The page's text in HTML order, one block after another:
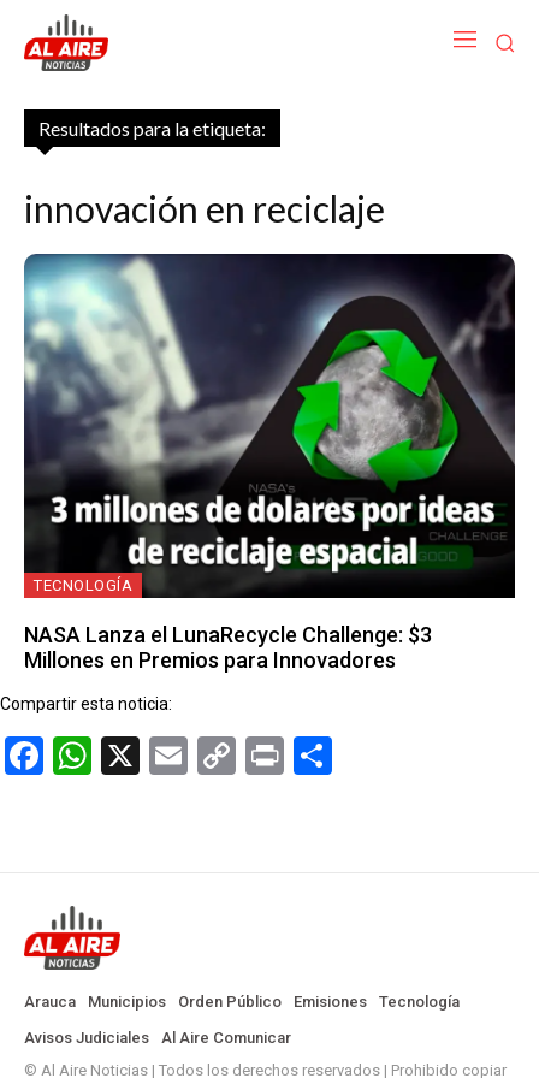
Resultados para la etiqueta:
innovación en reciclaje
TECNOLOGÍA
NASA Lanza el LunaRecycle Challenge: $3
Millones en Premios para Innovadores
Compartir esta noticia:
Facebook
WhatsApp
X EmailCopy
Print
Arauca Municipios Orden Público Emisiones
Tecnología
Avisos Judiciales
Al Aire Comunicar
© Al Aire Noticias | Todos los derechos reservados | Prohibido copiar